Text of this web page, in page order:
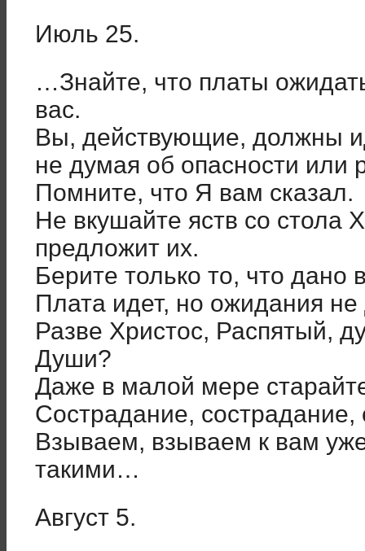
Июль 25.
…Знайте, что платы
вас.
Вы, действующие, должны
не думая об опасности или
Помните, что Я вам сказал.
Не вкушайте яств со стола
предложит их.
Берите только то, что дано
Плата идет, но ожидания не
Разве Христос, Распятый,
Души?
Даже в малой мере
Сострадание, сострадание,
Взываем, взываем к вам
такими…
Август 5.